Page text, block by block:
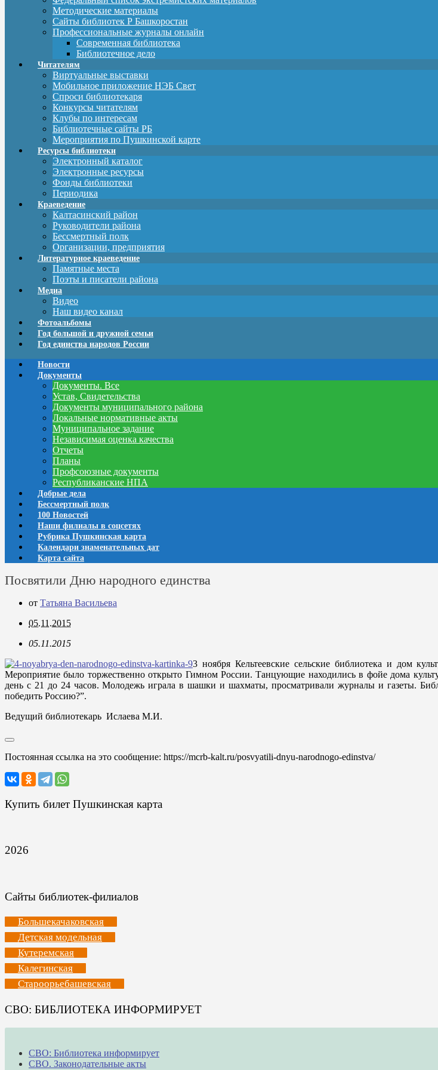
Методические материалы
Сайты библиотек Р Башкоростан
Профессиональные журналы онлайн
Современная библиотека
Библиотечное дело
Читателям
Виртуальные выставки
Мобильное приложение НЭБ Свет
Спроси библиотекаря
Конкурсы читателям
Клубы по интересам
Библиотечные сайты РБ
Мероприятия по Пушкинской карте
Ресурсы библиотеки
Электронный каталог
Электронные ресурсы
Фонды библиотеки
Периодика
Краеведение
Калтасинский район
Руководители района
Бессмертный полк
Организации, предприятия
Литературное краеведение
Памятные места
Поэты и писатели района
Медиа
Видео
Наш видео канал
Фотоальбомы
Год большой и дружной семьи
Год единства народов России
Новости
Документы
Документы. Все
Устав, Свидетельства
Документы муниципального района
Локальные нормативные акты
Муниципальное задание
Независимая оценка качества
Отчеты
Планы
Профсоюзные документы
Республиканские НПА
Добрые дела
Бессмертный полк
100 Новостей
Наши филиалы в соцсетях
Рубрика Пушкинская карта
Календари знаменательных дат
Карта сайта
Посвятили Дню народного единства
от Татьяна Васильева
05.11.2015
05.11.2015
3 ноября Кельтеевские сельские библиотека и дом
Мероприятие было торжественно открыто Гимном России. Танцующие находились в фойе дома
день с 21 до 24 часов. Молодежь играла в шашки и шахматы, просматривали журналы и газеты.
победить Россию?”.
Ведущий библиотекарь Ислаева М.И.
Постоянная ссылка на это сообщение: https://mcrb-kalt.ru/posvyatili-dnyu-narodnogo-edinstva/
Купить билет Пушкинская карта
2026
Сайты библиотек-филиалов
Большекачаковская
Детская модельная
Кутеремская
Калегинская
Староорьебашевская
СВО: БИБЛИОТЕКА ИНФОРМИРУЕТ
СВО: Библиотека информирует
СВО. Законодательные акты